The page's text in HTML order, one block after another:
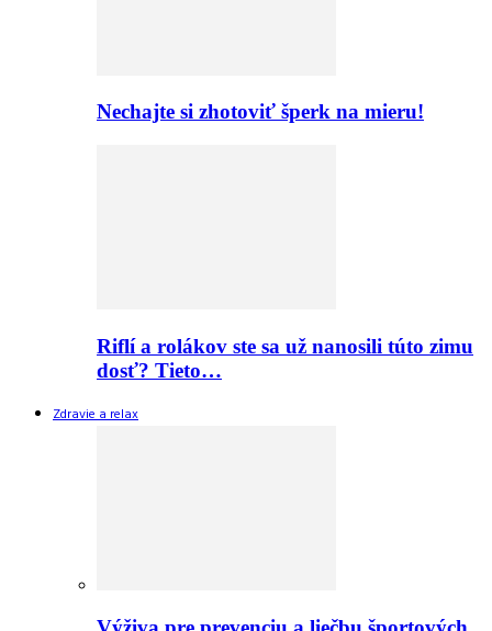
Nechajte si zhotoviť šperk na mieru!
Riflí a rolákov ste sa už nanosili túto zimu
dosť? Tieto…
Zdravie a relax